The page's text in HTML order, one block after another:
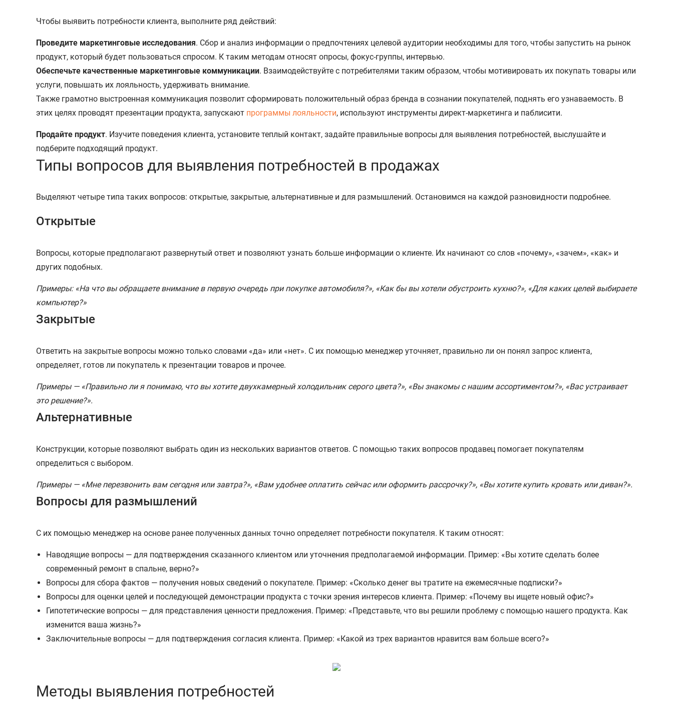
Чтобы выявить потребности клиента, выполните ряд действий:
Проведите маркетинговые исследования. Сбор и анализ информации о предпочтениях целевой аудитории необходимы для того, чтобы запустить на рынок
продукт, который будет пользоваться спросом. К таким методам относят опросы, фокус-группы, интервью.
Обеспечьте качественные маркетинговые коммуникации. Взаимодействуйте с потребителями таким образом, чтобы мотивировать их покупать товары или
услуги, повышать их лояльность, удерживать внимание.
Также грамотно выстроенная коммуникация позволит сформировать положительный образ бренда в сознании покупателей, поднять его узнаваемость. В
этих целях проводят презентации продукта, запускают программы лояльности, используют инструменты директ-маркетинга и паблисити.
Продайте продукт. Изучите поведения клиента, установите теплый контакт, задайте правильные вопросы для выявления потребностей, выслушайте и
подберите подходящий продукт.
Типы вопросов для выявления потребностей в продажах
Выделяют четыре типа таких вопросов: открытые, закрытые, альтернативные и для размышлений. Остановимся на каждой разновидности подробнее.
Открытые
Вопросы, которые предполагают развернутый ответ и позволяют узнать больше информации о клиенте. Их начинают со слов «почему», «зачем», «как» и
других подобных.
Примеры: «На что вы обращаете внимание в первую очередь при покупке автомобиля?», «Как бы вы хотели обустроить кухню?», «Для каких целей выбираете
компьютер?»
Закрытые
Ответить на закрытые вопросы можно только словами «да» или «нет». С их помощью менеджер уточняет, правильно ли он понял запрос клиента,
определяет, готов ли покупатель к презентации товаров и прочее.
Примеры — «Правильно ли я понимаю, что вы хотите двухкамерный холодильник серого цвета?», «Вы знакомы с нашим ассортиментом?», «Вас устраивает
это решение?».
Альтернативные
Конструкции, которые позволяют выбрать один из нескольких вариантов ответов. С помощью таких вопросов продавец помогает покупателям
определиться с выбором.
Примеры — «Мне перезвонить вам сегодня или завтра?», «Вам удобнее оплатить сейчас или оформить рассрочку?», «Вы хотите купить кровать или диван?».
Вопросы для размышлений
С их помощью менеджер на основе ранее полученных данных точно определяет потребности покупателя. К таким относят:
Наводящие вопросы — для подтверждения сказанного клиентом или уточнения предполагаемой информации. Пример: «Вы хотите сделать более
современный ремонт в спальне, верно?»
Вопросы для сбора фактов — получения новых сведений о покупателе. Пример: «Сколько денег вы тратите на ежемесячные подписки?»
Вопросы для оценки целей и последующей демонстрации продукта с точки зрения интересов клиента. Пример: «Почему вы ищете новый офис?»
Гипотетические вопросы — для представления ценности предложения. Пример: «Представьте, что вы решили проблему с помощью нашего продукта. Как
изменится ваша жизнь?»
Заключительные вопросы — для подтверждения согласия клиента. Пример: «Какой из трех вариантов нравится вам больше всего?»
Методы выявления потребностей